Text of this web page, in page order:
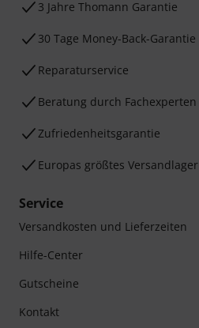
3 Jahre Thomann Garantie
30 Tage Money-Back-Garantie
Reparaturservice
Beratung durch Fachexperten
Zufriedenheitsgarantie
Europas größtes Versandlager
Service
Versandkosten und Lieferzeiten
Hilfe-Center
Gutscheine
Kontakt